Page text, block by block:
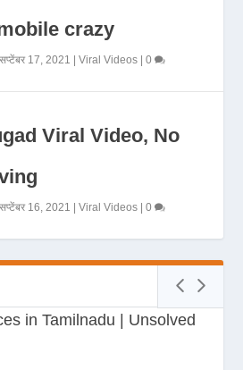
crazy
सप्टेंबर 17, 2021 |Viral Videos |0
Viral Video, No
सप्टेंबर 16, 2021 |Viral Videos |0